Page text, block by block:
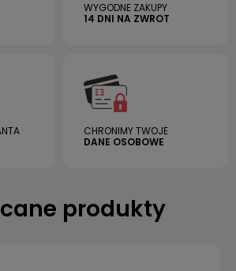
WYGODNE ZAKUPY
14 DNI NA ZWROT
CHRONIMY TWOJE
DANE OSOBOWE
produkty